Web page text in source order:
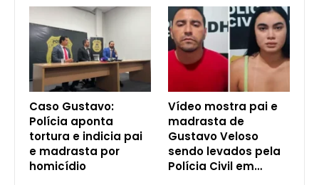
Caso Gustavo:
Polícia aponta
tortura e indicia pai
e madrasta por
homicídio
Vídeo mostra pai e
madrasta de
Gustavo Veloso
sendo levados pela
Polícia Civil em…